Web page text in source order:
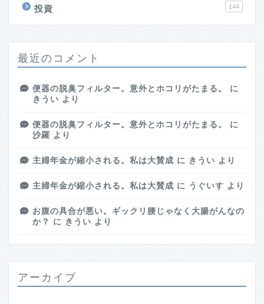
投資 144
最近のコメント
便器の脱臭フィルター。意外とホコリがたまる。
に
きうい より
便器の脱臭フィルター。意外とホコリがたまる。
に
沙羅 より
主婦年金が縮小される。私は大賛成 に きうい より
主婦年金が縮小される。私は大賛成 に うぐいす より
お腹の具合が悪い。ギックリ腰じゃなく大腸がんなの
か？
に きうい より
アーカイブ